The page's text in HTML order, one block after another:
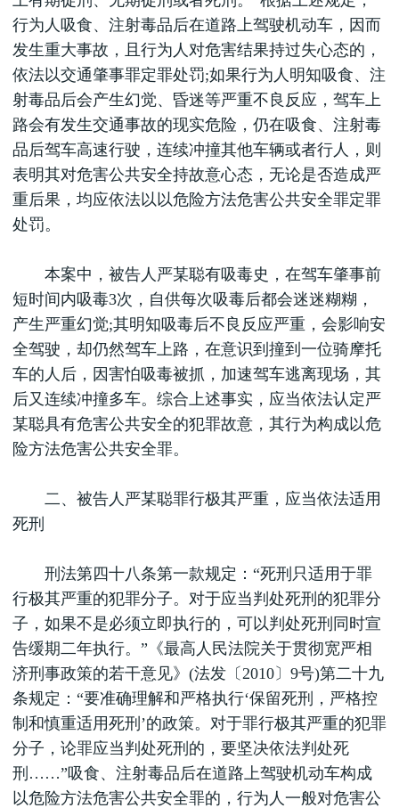
行为人吸食、注射毒品后在道路上驾驶机动车，因而
发生重大事故，且行为人对危害结果持过失心态的，
依法以交通肇事罪定罪处罚;如果行为人明知吸食、注
射毒品后会产生幻觉、昏迷等严重不良反应，驾车上
路会有发生交通事故的现实危险，仍在吸食、注射毒
品后驾车高速行驶，连续冲撞其他车辆或者行人，则
表明其对危害公共安全持故意心态，无论是否造成严
重后果，均应依法以以危险方法危害公共安全罪定罪
处罚。
本案中，被告人严某聪有吸毒史，在驾车肇事前
短时间内吸毒3次，自供每次吸毒后都会迷迷糊糊，
产生严重幻觉;其明知吸毒后不良反应严重，会影响安
全驾驶，却仍然驾车上路，在意识到撞到一位骑摩托
车的人后，因害怕吸毒被抓，加速驾车逃离现场，其
后又连续冲撞多车。综合上述事实，应当依法认定严
某聪具有危害公共安全的犯罪故意，其行为构成以危
险方法危害公共安全罪。
二、被告人严某聪罪行极其严重，应当依法适用
死刑
刑法第四十八条第一款规定：“死刑只适用于罪
行极其严重的犯罪分子。对于应当判处死刑的犯罪分
子，如果不是必须立即执行的，可以判处死刑同时宣
告缓期二年执行。”《最高人民法院关于贯彻宽严相
济刑事政策的若干意见》(法发〔2010〕9号)第二十九
条规定：“要准确理解和严格执行‘保留死刑，严格控
制和慎重适用死刑’的政策。对于罪行极其严重的犯罪
分子，论罪应当判处死刑的，要坚决依法判处死
刑……”吸食、注射毒品后在道路上驾驶机动车构成
以危险方法危害公共安全罪的，行为人一般对危害公